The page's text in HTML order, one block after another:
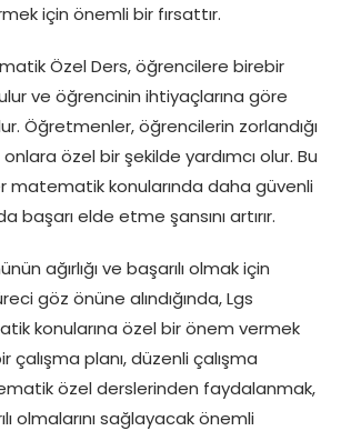
için önemli bir fırsattır.
Özel Ders, öğrencilere birebir
ve öğrencinin ihtiyaçlarına göre
Öğretmenler, öğrencilerin zorlandığı
özel bir şekilde yardımcı olur. Bu
matematik konularında daha güvenli
başarı elde etme şansını artırır.
ağırlığı ve başarılı olmak için
göz önüne alındığında, Lgs
konularına özel bir önem vermek
çalışma planı, düzenli çalışma
özel derslerinden faydalanmak,
olmalarını sağlayacak önemli